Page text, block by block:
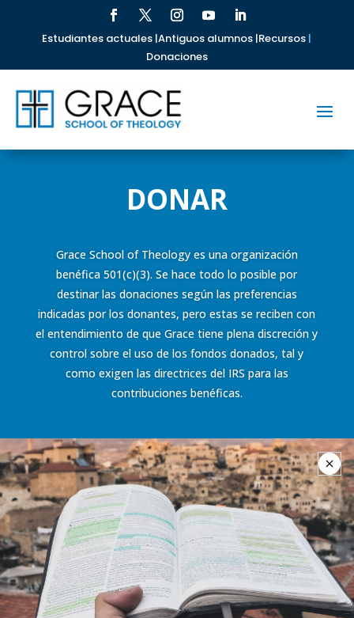
Estudiantes actuales |Antiguos alumnos |Recursos |
Donaciones
DONAR
Grace School of Theology es una organización
benéfica 501(c)(3). Se hace todo lo posible por
destinar las donaciones según las preferencias
indicadas por los donantes, pero estas se reciben con
el entendimiento de que Grace tiene plena discreción y
control sobre el uso de los fondos donados, tal y
como exigen las directrices del IRS para las
contribuciones benéficas.